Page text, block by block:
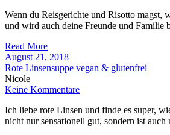
Wenn du Reisgerichte und Risotto magst,
und wird auch deine Freunde und Familie
Read More
August 21, 2018
Rote Linsensuppe vegan & glutenfrei
Nicole
Keine Kommentare
Ich liebe rote Linsen und finde es super,
nicht nur sensationell gut, sondern ist auch